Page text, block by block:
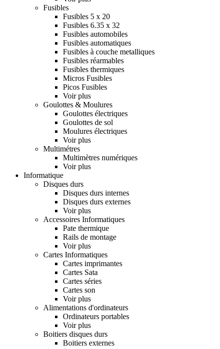
Fusibles
Fusibles 5 x 20
Fusibles 6.35 x 32
Fusibles automobiles
Fusibles automatiques
Fusibles à couche metalliques
Fusibles réarmables
Fusibles thermiques
Micros Fusibles
Picos Fusibles
Voir plus
Goulottes & Moulures
Goulottes électriques
Goulottes de sol
Moulures électriques
Voir plus
Multimétres
Multimètres numériques
Voir plus
Informatique
Disques durs
Disques durs internes
Disques durs externes
Voir plus
Accessoires Informatiques
Pate thermique
Rails de montage
Voir plus
Cartes Informatiques
Cartes imprimantes
Cartes Sata
Cartes séries
Cartes son
Voir plus
Alimentations d'ordinateurs
Ordinateurs portables
Voir plus
Boitiers disques durs
Boitiers externes